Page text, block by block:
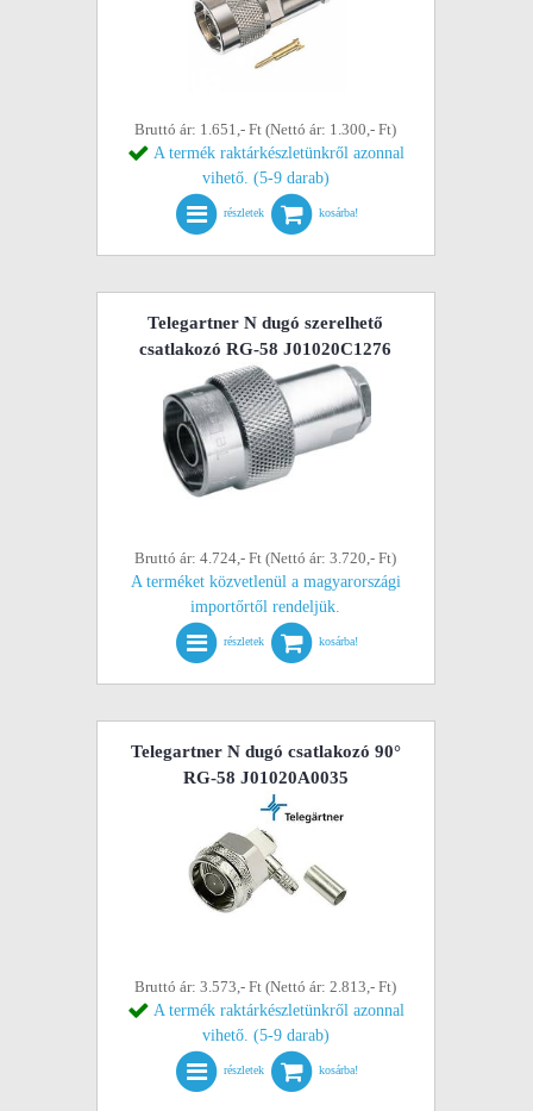
Bruttó ár: 1.651,- Ft (Nettó ár: 1.300,- Ft)
A termék raktárkészletünkről azonnal
vihető. (5-9 darab)
részletek kosárba!
Telegartner N dugó szerelhető
csatlakozó RG-58 J01020C1276
Bruttó ár: 4.724,- Ft (Nettó ár: 3.720,- Ft)
A terméket közvetlenül a magyarországi
importőrtől rendeljük.
részletek kosárba!
Telegartner N dugó csatlakozó 90°
RG-58 J01020A0035
Bruttó ár: 3.573,- Ft (Nettó ár: 2.813,- Ft)
A termék raktárkészletünkről azonnal
vihető. (5-9 darab)
részletek kosárba!